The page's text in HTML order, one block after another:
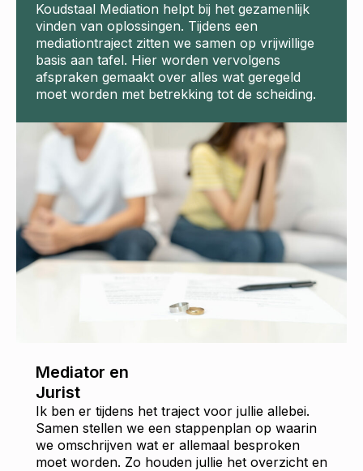
Koudstaal Mediation helpt bij het gezamenlijk
vinden van oplossingen. Tijdens een
mediationtraject zitten we samen op vrijwillige
basis aan tafel. Hier worden vervolgens
afspraken gemaakt over alles wat geregeld
moet worden met betrekking tot de scheiding.
Mediator en
Jurist
Ik ben er tijdens het traject voor jullie allebei.
Samen stellen we een stappenplan op waarin
we omschrijven wat er allemaal besproken
moet worden. Zo houden jullie het overzicht en